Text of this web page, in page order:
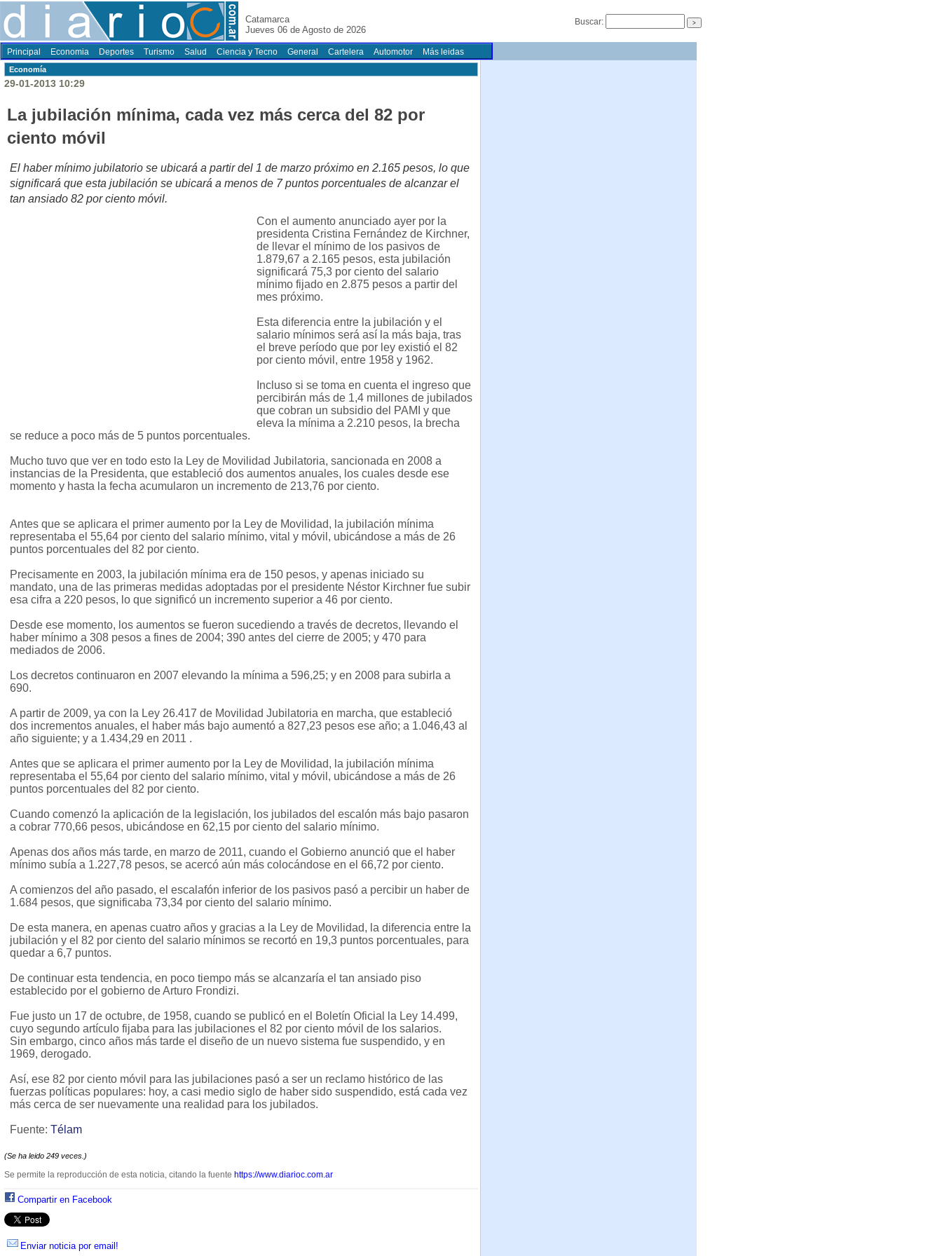
Catamarca
Jueves 06 de Agosto de 2026
Buscar:
Principal Economia Deportes Turismo Salud Ciencia y Tecno General Cartelera Automotor Más leidas
Economí­a
29-01-2013 10:29
La jubilación mínima, cada vez más cerca del 82 por
ciento móvil
El haber mínimo jubilatorio se ubicará a partir del 1 de marzo próximo en 2.165 pesos, lo que
significará que esta jubilación se ubicará a menos de 7 puntos porcentuales de alcanzar el
tan ansiado 82 por ciento móvil.
Con el aumento anunciado ayer por la
presidenta Cristina Fernández de Kirchner,
de llevar el mínimo de los pasivos de
1.879,67 a 2.165 pesos, esta jubilación
significará 75,3 por ciento del salario
mínimo fijado en 2.875 pesos a partir del
mes próximo.
Esta diferencia entre la jubilación y el
salario mínimos será así la más baja, tras
el breve período que por ley existió el 82
por ciento móvil, entre 1958 y 1962.
Incluso si se toma en cuenta el ingreso que
percibirán más de 1,4 millones de jubilados
que cobran un subsidio del PAMI y que
eleva la mínima a 2.210 pesos, la brecha
se reduce a poco más de 5 puntos porcentuales.
Mucho tuvo que ver en todo esto la Ley de Movilidad Jubilatoria, sancionada en 2008 a
instancias de la Presidenta, que estableció dos aumentos anuales, los cuales desde ese
momento y hasta la fecha acumularon un incremento de 213,76 por ciento.
Antes que se aplicara el primer aumento por la Ley de Movilidad, la jubilación mínima
representaba el 55,64 por ciento del salario mínimo, vital y móvil, ubicándose a más de 26
puntos porcentuales del 82 por ciento.
Precisamente en 2003, la jubilación mínima era de 150 pesos, y apenas iniciado su
mandato, una de las primeras medidas adoptadas por el presidente Néstor Kirchner fue subir
esa cifra a 220 pesos, lo que significó un incremento superior a 46 por ciento.
Desde ese momento, los aumentos se fueron sucediendo a través de decretos, llevando el
haber mínimo a 308 pesos a fines de 2004; 390 antes del cierre de 2005; y 470 para
mediados de 2006.
Los decretos continuaron en 2007 elevando la mínima a 596,25; y en 2008 para subirla a
690.
A partir de 2009, ya con la Ley 26.417 de Movilidad Jubilatoria en marcha, que estableció
dos incrementos anuales, el haber más bajo aumentó a 827,23 pesos ese año; a 1.046,43 al
año siguiente; y a 1.434,29 en 2011 .
Antes que se aplicara el primer aumento por la Ley de Movilidad, la jubilación mínima
representaba el 55,64 por ciento del salario mínimo, vital y móvil, ubicándose a más de 26
puntos porcentuales del 82 por ciento.
Cuando comenzó la aplicación de la legislación, los jubilados del escalón más bajo pasaron
a cobrar 770,66 pesos, ubicándose en 62,15 por ciento del salario mínimo.
Apenas dos años más tarde, en marzo de 2011, cuando el Gobierno anunció que el haber
mínimo subía a 1.227,78 pesos, se acercó aún más colocándose en el 66,72 por ciento.
A comienzos del año pasado, el escalafón inferior de los pasivos pasó a percibir un haber de
1.684 pesos, que significaba 73,34 por ciento del salario mínimo.
De esta manera, en apenas cuatro años y gracias a la Ley de Movilidad, la diferencia entre la
jubilación y el 82 por ciento del salario mínimos se recortó en 19,3 puntos porcentuales, para
quedar a 6,7 puntos.
De continuar esta tendencia, en poco tiempo más se alcanzaría el tan ansiado piso
establecido por el gobierno de Arturo Frondizi.
Fue justo un 17 de octubre, de 1958, cuando se publicó en el Boletín Oficial la Ley 14.499,
cuyo segundo artículo fijaba para las jubilaciones el 82 por ciento móvil de los salarios.
Sin embargo, cinco años más tarde el diseño de un nuevo sistema fue suspendido, y en
1969, derogado.
Así, ese 82 por ciento móvil para las jubilaciones pasó a ser un reclamo histórico de las
fuerzas políticas populares: hoy, a casi medio siglo de haber sido suspendido, está cada vez
más cerca de ser nuevamente una realidad para los jubilados.
Fuente: Télam
(Se ha leido 249 veces.)
Se permite la reproducción de esta noticia, citando la fuente https://www.diarioc.com.ar
Compartir en Facebook
Enviar noticia por email!